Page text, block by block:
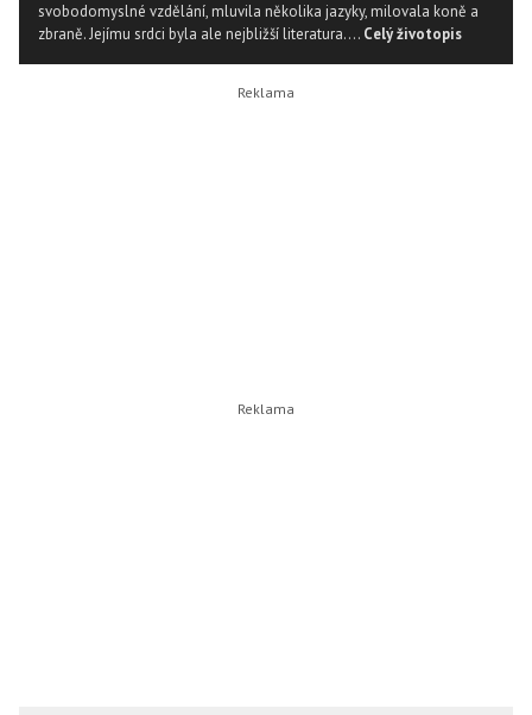
svobodomyslné vzdělání, mluvila několika jazyky, milovala koně a
zbraně. Jejímu srdci byla ale nejbližší literatura.... Celý životopis